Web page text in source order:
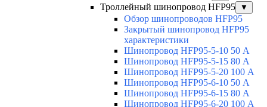
Троллейный шинопровод HFP95 ▼
Обзор шинопроводов HFP95
Закрытый шинопровод HFP95
характеристики
Шинопровод HFP95-5-10 50 А
Шинопровод HFP95-5-15 80 А
Шинопровод HFP95-5-20 100 А
Шинопровод HFP95-6-10 50 А
Шинопровод HFP95-6-15 80 А
Шинопровод HFP95-6-20 100 А